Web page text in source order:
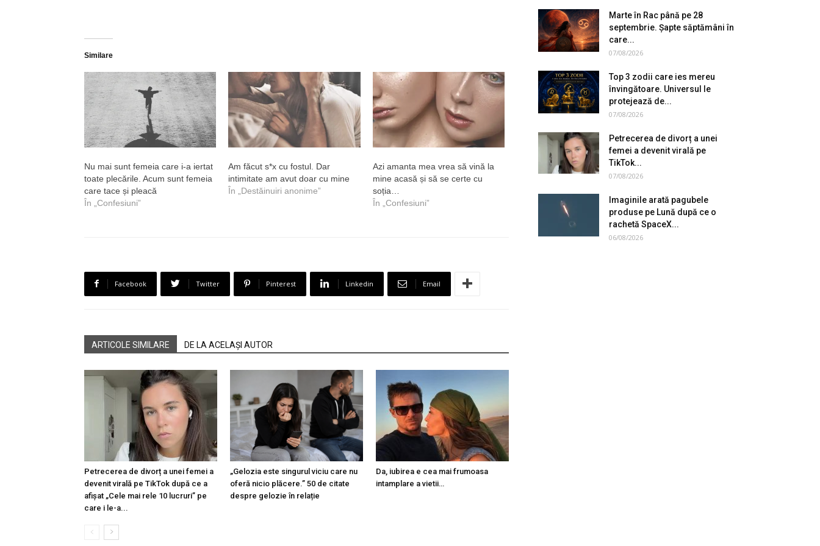
Similare
Nu mai sunt femeia care i-a iertat
toate plecările. Acum sunt femeia
care tace și pleacă
În „Confesiuni”
Am făcut s*x cu fostul. Dar
intimitate am avut doar cu mine
În „Destăinuiri anonime”
Azi amanta mea vrea să vină la
mine acasă și să se certe cu
soția…
În „Confesiuni”
Facebook Twitter Pinterest Linkedin Email
ARTICOLE SIMILARE DE LA ACELAȘI AUTOR
Petrecerea de divorț a unei femei a
devenit virală pe TikTok după ce a
afișat „Cele mai rele 10 lucruri” pe
care i le-a...
„Gelozia este singurul viciu care nu
oferă nicio plăcere.” 50 de citate
despre gelozie în relație
Da, iubirea e cea mai frumoasa
intamplare a vietii…
Marte în Rac până pe 28
septembrie. Șapte săptămâni în
care...
07/08/2026
Top 3 zodii care ies mereu
învingătoare. Universul le
protejează de...
07/08/2026
Petrecerea de divorț a unei
femei a devenit virală pe
TikTok...
07/08/2026
Imaginile arată pagubele
produse pe Lună după ce o
rachetă SpaceX...
06/08/2026